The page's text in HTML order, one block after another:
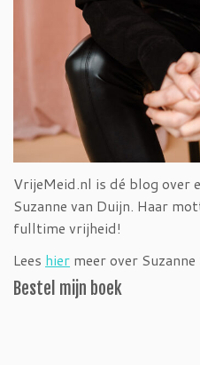
VrijeMeid.nl is dé blog over
Suzanne van Duijn. Haar
fulltime vrijheid!
Lees hier meer over Suzanne
Bestel mijn boek